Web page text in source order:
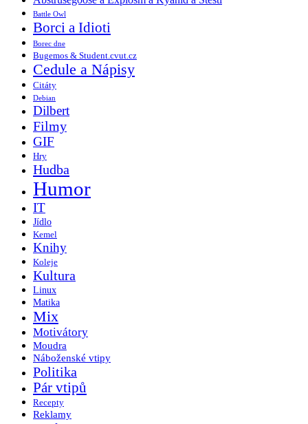
Battle Owl
Borci a Idioti
Borec dne
Bugemos & Student.cvut.cz
Cedule a Nápisy
Citáty
Debian
Dilbert
Filmy
GIF
Hry
Hudba
Humor
IT
Jídlo
Kemel
Knihy
Koleje
Kultura
Linux
Matika
Mix
Motivátory
Moudra
Náboženské vtipy
Politika
Pár vtipů
Recepty
Reklamy